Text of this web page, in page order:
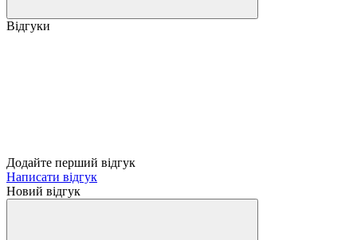
Відгуки
Додайте перший відгук
Написати відгук
Новий відгук